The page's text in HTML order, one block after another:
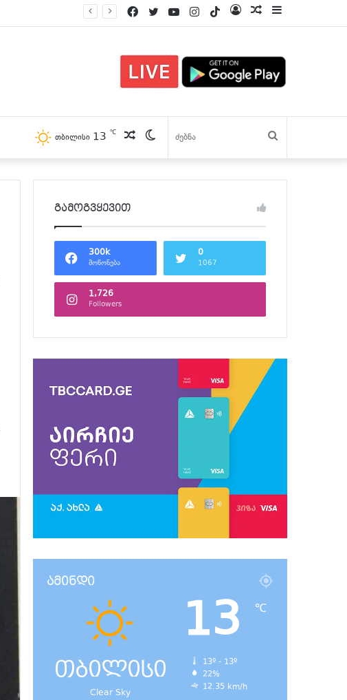
პოსტები
Log
TikTok
Instagram
YouTube
Twitter
Facebook
Switch
skin
პოსტები
თბილისი 13 ℃
გამოგვყევით
300k
მოწონება
0
1067
1,726
Followers
ამინდი
თბილისი
Clear Sky
13 ℃
13º - 13º
22%
12.35 km/h